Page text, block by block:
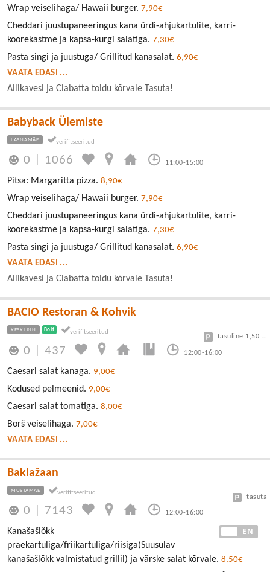
Wrap veiselihaga/ Hawaii burger. 7,90€
Cheddari juustupaneeringus kana ürdi-ahjukartulite, karri-
koorekastme ja kapsa-kurgi salatiga. 7,30€
Pasta singi ja juustuga/ Grillitud kanasalat. 6,90€
VAATA EDASI ...
Allikavesi ja Ciabatta toidu kõrvale Tasuta!
Babyback Ülemiste
LASNAMÄE
0 1066 11:00-15:00
Pitsa: Margaritta pizza. 8,90€
Wrap veiselihaga/ Hawaii burger. 7,90€
Cheddari juustupaneeringus kana ürdi-ahjukartulite, karri-
koorekastme ja kapsa-kurgi salatiga. 7,30€
Pasta singi ja juustuga/ Grillitud kanasalat. 6,90€
VAATA EDASI ...
Allikavesi ja Ciabatta toidu kõrvale Tasuta!
BACIO Restoran & Kohvik
KESKLINN Bolt
0 |437 12:00-16:00
tasuline 1,50 eur/h
Caesari salat kanaga. 9,00€
Kodused pelmeenid. 9,00€
Caesari salat tomatiga. 8,00€
Borš veiselihaga. 7,00€
VAATA EDASI ...
Baklažaan
MUSTAMÄE
0 7143 12:00-16:00
tasuta
EN
Kanašašlǒkk
praekartuliga/friikartuliga/riisiga(Suusulav
kanašašlõkk valmistatud grillil) ja värske salat kõrvale. 8,50€